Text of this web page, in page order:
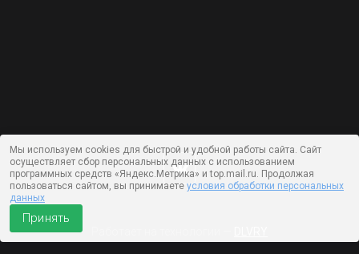
Мы используем cookies для быстрой и удобной работы сайта. Сайт
осуществляет сбор персональных данных с использованием
программных средств «Яндекс.Метрика» и top.mail.ru. Продолжая
пользоваться сайтом, вы принимаете условия обработки персональных
данных
Принять